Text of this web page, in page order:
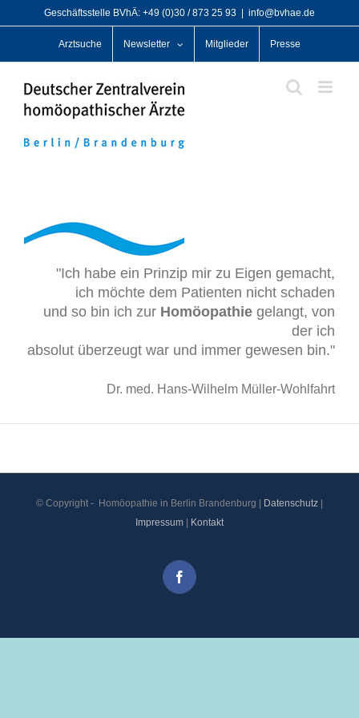
springen
Geschäftsstelle BVhÄ: +49 (0)30 / 873 25 93 info@bvhae.de
Arztsuche Newsletter Mitglieder Presse
"Ich habe ein Prinzip mir zu Eigen gemacht,
ich möchte dem Patienten nicht schaden
und so bin ich zur Homöopathie gelangt, von
der ich
absolut überzeugt war und immer gewesen bin."
Dr. med. Hans-Wilhelm Müller-Wohlfahrt
© Copyright - Homöopathie in Berlin Brandenburg | Datenschutz
Impressum
Kontakt
Facebook